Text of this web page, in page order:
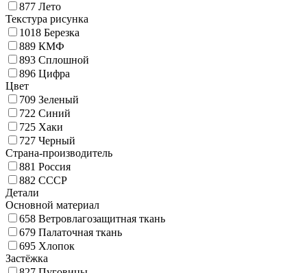
877 Лето
Текстура рисунка
1018 Березка
889 КМФ
893 Сплошной
896 Цифра
Цвет
709 Зеленый
722 Синий
725 Хаки
727 Черный
Страна-производитель
881 Россия
882 СССР
Детали
Основной материал
658 Ветровлагозащитная ткань
679 Палаточная ткань
695 Хлопок
Застёжка